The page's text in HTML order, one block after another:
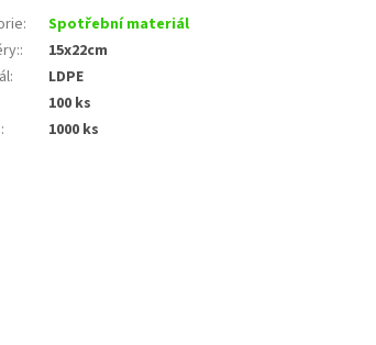
:
Spotřební materiál
:
15x22cm
:
LDPE
100 ks
: 1000 ks